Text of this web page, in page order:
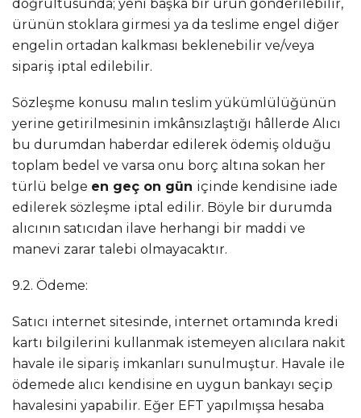
doğrultusunda; yeni başka bir ürün gönderilebilir,
ürünün stoklara girmesi ya da teslime engel diğer
engelin ortadan kalkması beklenebilir ve/veya
sipariş iptal edilebilir.
Sözleşme konusu malın teslim yükümlülüğünün
yerine getirilmesinin imkânsızlaştığı hâllerde Alıcı
bu durumdan haberdar edilerek ödemiş olduğu
toplam bedel ve varsa onu borç altına sokan her
türlü belge en geç on gün içinde kendisine iade
edilerek sözleşme iptal edilir. Böyle bir durumda
alıcının satıcıdan ilave herhangi bir maddi ve
manevi zarar talebi olmayacaktır.
9.2. Ödeme:
Satıcı internet sitesinde, internet ortamında kredi
kartı bilgilerini kullanmak istemeyen alıcılara nakit
havale ile sipariş imkanları sunulmuştur. Havale ile
ödemede alıcı kendisine en uygun bankayı seçip
havalesini yapabilir. Eğer EFT yapılmışsa hesaba